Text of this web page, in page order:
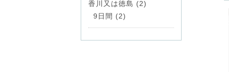
香川又は徳島 (2)
9日間 (2)